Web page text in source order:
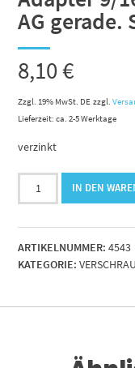
AG gerade.
8,10€
Zzgl. 19% MwSt. DE zzgl.
Lieferzeit: ca. 2-5 Werktage
verzinkt
Adapter
9/16"
IG
-
-
IN DEN
ARTIKELNUMMER: 4543
KATEGORIE: